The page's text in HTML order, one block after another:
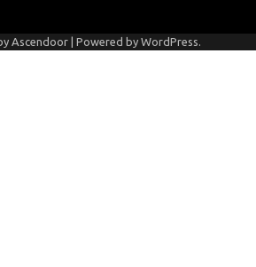
Ascendoor | Powered by WordPress.